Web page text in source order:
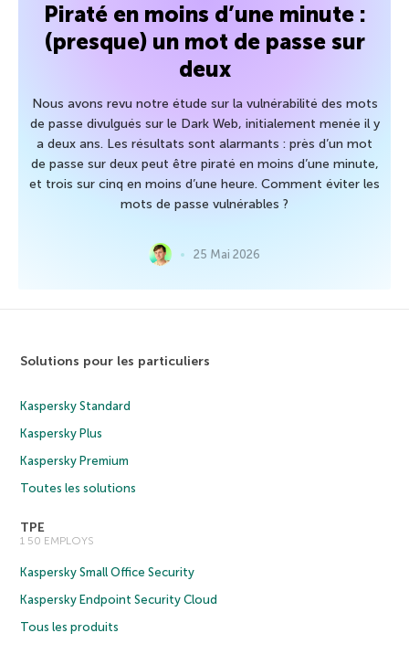
Piraté en moins d’une minute :
(presque) un mot de passe sur
deux
Nous avons revu notre étude sur la vulnérabilité des mots
de passe divulgués sur le Dark Web, initialement menée il y
a deux ans. Les résultats sont alarmants : près d’un mot
de passe sur deux peut être piraté en moins d’une minute,
et trois sur cinq en moins d’une heure. Comment éviter les
mots de passe vulnérables ?
25 Mai 2026
Solutions pour les particuliers
Kaspersky Standard
Kaspersky Plus
Kaspersky Premium
Toutes les solutions
TPE
1 50 EMPLOYS
Kaspersky Small Office Security
Kaspersky Endpoint Security Cloud
Tous les produits